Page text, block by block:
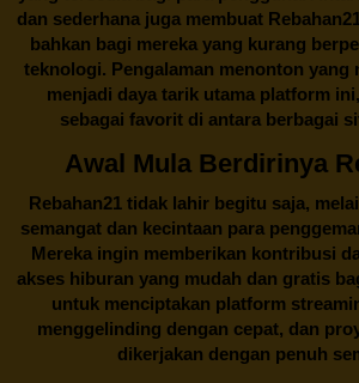
dan sederhana juga membuat
bahkan bagi mereka yang kurang
teknologi. Pengalaman menonton yang
menjadi daya tarik utama platform
sebagai favorit di antara berbagai
Awal Mula Berdirinya
Rebahan21 tidak lahir begitu saja,
semangat dan kecintaan para
Mereka ingin memberikan kontribusi
akses hiburan yang mudah dan gratis
untuk menciptakan platform
menggelinding dengan cepat, dan
dikerjakan dengan penuh